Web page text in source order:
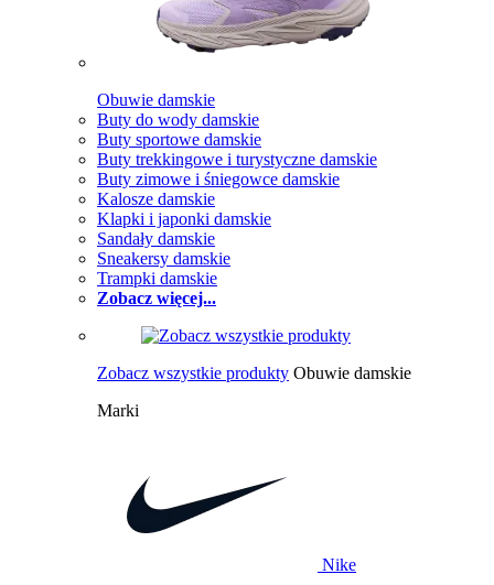
Obuwie damskie
Buty do wody damskie
Buty sportowe damskie
Buty trekkingowe i turystyczne damskie
Buty zimowe i śniegowce damskie
Kalosze damskie
Klapki i japonki damskie
Sandały damskie
Sneakersy damskie
Trampki damskie
Zobacz więcej...
Zobacz wszystkie produkty Obuwie damskie
Marki
Nike